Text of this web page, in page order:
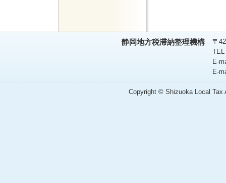
静岡地方税滞納整理機構
〒
TEL
E-
E-
Copyright © Shizuoka Local Tax